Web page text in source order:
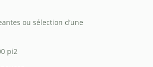
ou sélection d’une
pi2